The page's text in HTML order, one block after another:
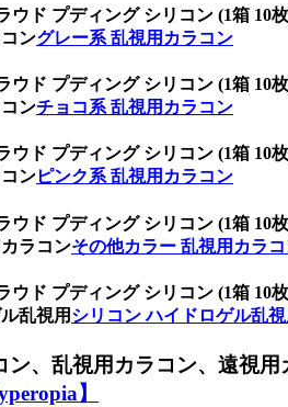
ウド プディング シリコン (1箱
ングレー系 乱視用カラコン
ウド プディング シリコン (1箱
ンチョコ系 乱視用カラコン
ウド プディング シリコン (1箱
ンピンク系 乱視用カラコン
ウド プディング シリコン (1箱
ラコンその他カラー 乱視用カラ
ウド プディング シリコン (1箱
乱視用 シリコン ハイドロゲル乱視
、乱視用カラコン、遠視
】